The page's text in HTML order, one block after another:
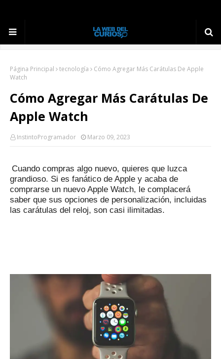
Página Principal tecnología
Cómo Agregar Más Carátulas De Apple
Watch
Cómo Agregar Más Carátulas De
Apple Watch
InstintoProgramador Marzo 09, 2023
Cuando compras algo nuevo, quieres que luzca
grandioso. Si es fanático de Apple y acaba de
comprarse un nuevo Apple Watch, le complacerá
saber que sus opciones de personalización, incluidas
las carátulas del reloj, son casi ilimitadas.